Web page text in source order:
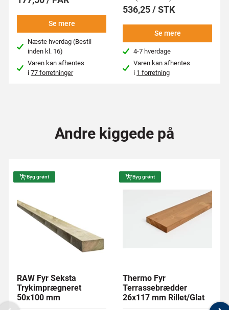
Se mere
Næste hverdag (Bestil
inden kl. 16)
Varen kan afhentes
i77 forretninger
536,25 / STK
Se mere
4-7 hverdage
Varen kan afhentes
i 1 forretning
Andre kiggede på
Byg grønt
RAW Fyr Seksta
Trykimprægneret
50x100 mm
Byg grønt
Thermo Fyr
Terrassebrædder
26x117 mm Rillet/Glat